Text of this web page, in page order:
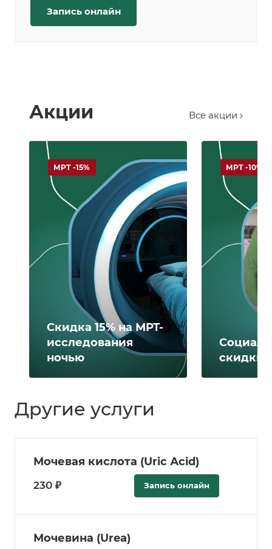
Запись онлайн
Акции Все акции
Скидка 15% на МРТ-
исследования
ночью
МРТ -15%
скидки
МРТ -10%
Другие услуги
Мочевая кислота (Uric Аcid)
230 ₽ Запись онлайн
Мочевина (Urea)